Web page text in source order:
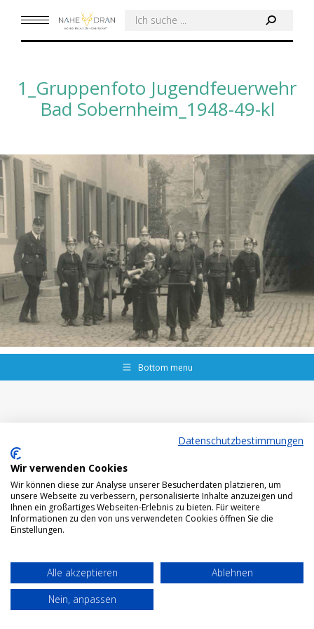
Search:
1_Gruppenfoto Jugendfeuerwehr
Bad Sobernheim_1948-49-kl
Bottom menu
Datenschutzbestimmungen
Wir verwenden Cookies
Wir können diese zur Analyse unserer Besucherdaten platzieren, um
unsere Webseite zu verbessern, personalisierte Inhalte anzuzeigen und
Ihnen ein großartiges Webseiten-Erlebnis zu bieten. Für weitere
Informationen zu den von uns verwendeten Cookies öffnen Sie die
Einstellungen.
Alle akzeptieren
Ablehnen
Nein, anpassen